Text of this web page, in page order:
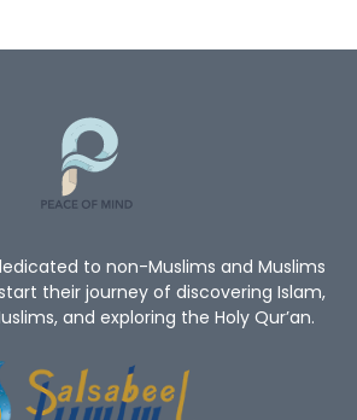
to non-Muslims and Muslims
their journey of discovering Islam,
and exploring the Holy Qur’an.